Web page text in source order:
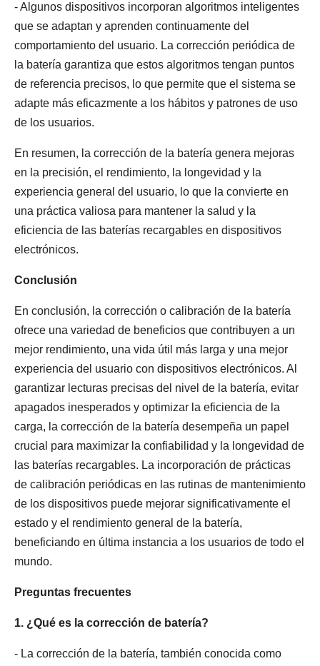
- Algunos dispositivos incorporan algoritmos inteligentes
que se adaptan y aprenden continuamente del
comportamiento del usuario. La corrección periódica de
la batería garantiza que estos algoritmos tengan puntos
de referencia precisos, lo que permite que el sistema se
adapte más eficazmente a los hábitos y patrones de uso
de los usuarios.
En resumen, la corrección de la batería genera mejoras
en la precisión, el rendimiento, la longevidad y la
experiencia general del usuario, lo que la convierte en
una práctica valiosa para mantener la salud y la
eficiencia de las baterías recargables en dispositivos
electrónicos.
Conclusión
En conclusión, la corrección o calibración de la batería
ofrece una variedad de beneficios que contribuyen a un
mejor rendimiento, una vida útil más larga y una mejor
experiencia del usuario con dispositivos electrónicos. Al
garantizar lecturas precisas del nivel de la batería, evitar
apagados inesperados y optimizar la eficiencia de la
carga, la corrección de la batería desempeña un papel
crucial para maximizar la confiabilidad y la longevidad de
las baterías recargables. La incorporación de prácticas
de calibración periódicas en las rutinas de mantenimiento
de los dispositivos puede mejorar significativamente el
estado y el rendimiento general de la batería,
beneficiando en última instancia a los usuarios de todo el
mundo.
Preguntas frecuentes
1. ¿Qué es la corrección de batería?
- La corrección de la batería, también conocida como